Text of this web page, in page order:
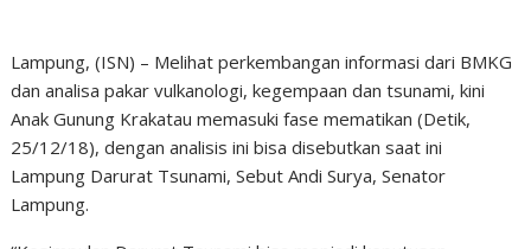
Lampung, (ISN) – Melihat perkembangan informasi dari BMKG
dan analisa pakar vulkanologi, kegempaan dan tsunami, kini
Anak Gunung Krakatau memasuki fase mematikan (Detik,
25/12/18), dengan analisis ini bisa disebutkan saat ini
Lampung Darurat Tsunami, Sebut Andi Surya, Senator
Lampung.